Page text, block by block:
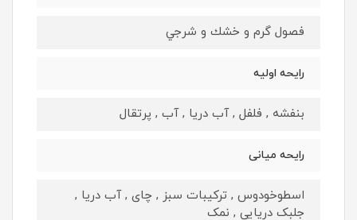
فصول گرم و خشك و شرجي
رايحه اوليه
بنفشه , فلفل , آب دریا , آب , پرتقال
رايحه ميانى
اسطوخودوس , ترکیبات سبز , چای , آب دریا ,
جلبک دریایی , نمک